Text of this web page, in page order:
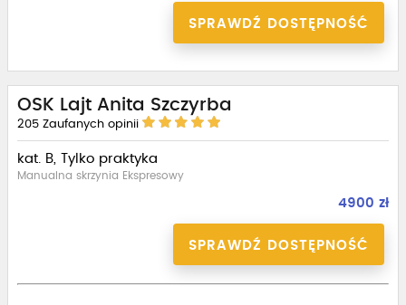
SPRAWDŹ DOSTĘPNOŚĆ
OSK Lajt Anita Szczyrba
205 Zaufanych opinii
kat. B, Tylko praktyka
Manualna skrzynia Ekspresowy
4900 zł
SPRAWDŹ DOSTĘPNOŚĆ